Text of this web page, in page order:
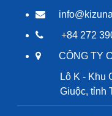
+84 272
CÔNG TY
Lô K - Khu
Giuộc, tỉnh